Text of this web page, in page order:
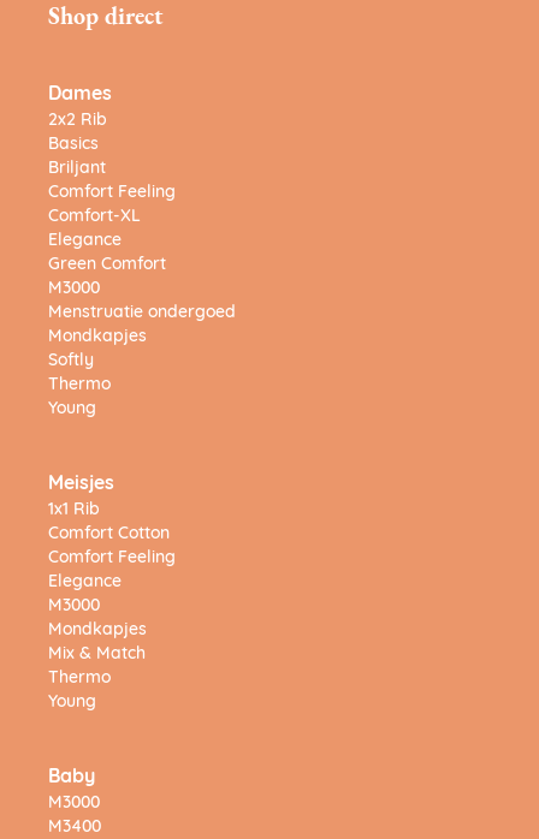
Shop direct
Dames
2x2 Rib
Basics
Briljant
Comfort Feeling
Comfort-XL
Elegance
Green Comfort
M3000
Menstruatie ondergoed
Mondkapjes
Softly
Thermo
Young
Meisjes
1x1 Rib
Comfort Cotton
Comfort Feeling
Elegance
M3000
Mondkapjes
Mix & Match
Thermo
Young
Baby
M3000
M3400